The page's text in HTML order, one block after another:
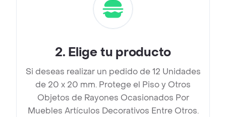
2. Elige tu producto
Si deseas realizar un pedido de 12 Unidades
de 20 x 20 mm. Protege el Piso y Otros
Objetos de Rayones Ocasionados Por
Muebles Artículos Decorativos Entre Otros.